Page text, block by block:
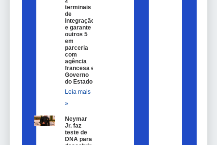
terminais
de
integração
e garante
outros 5
em
parceria
com
agência
francesa e
Governo
do Estado
Leia mais
»
Neymar
Jr. faz
teste de
DNA para